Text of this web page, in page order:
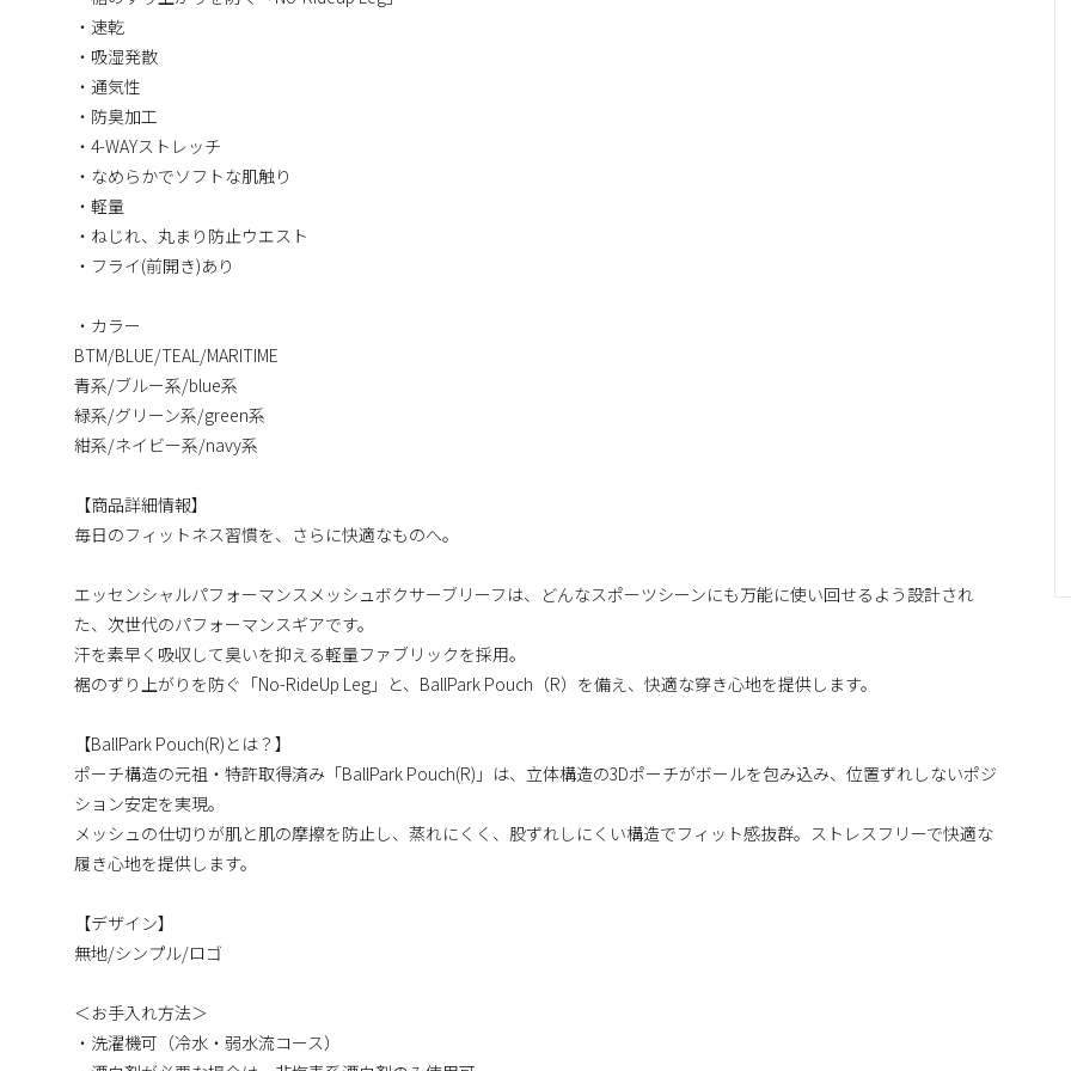
・速乾
・吸湿発散
・通気性
・防臭加工
・4-WAYストレッチ
・なめらかでソフトな肌触り
・軽量
・ねじれ、丸まり防止ウエスト
・フライ(前開き)あり
・カラー
BTM/BLUE/TEAL/MARITIME
青系/ブルー系/blue系
緑系/グリーン系/green系
紺系/ネイビー系/navy系
【商品詳細情報】
毎日のフィットネス習慣を、さらに快適なものへ。
エッセンシャルパフォーマンスメッシュボクサーブリーフは、どんなスポーツシーンにも万能に使い回せるよう設計され
た、次世代のパフォーマンスギアです。
汗を素早く吸収して臭いを抑える軽量ファブリックを採用。
裾のずり上がりを防ぐ「No-RideUp Leg」と、BallPark Pouch（R）を備え、快適な穿き心地を提供します。
【BallPark Pouch(R)とは？】
ポーチ構造の元祖・特許取得済み「BallPark Pouch(R)」は、立体構造の3Dポーチがボールを包み込み、位置ずれしないポジ
ション安定を実現。
メッシュの仕切りが肌と肌の摩擦を防止し、蒸れにくく、股ずれしにくい構造でフィット感抜群。ストレスフリーで快適な
履き心地を提供します。
【デザイン】
無地/シンプル/ロゴ
＜お手入れ方法＞
・洗濯機可（冷水・弱水流コース）